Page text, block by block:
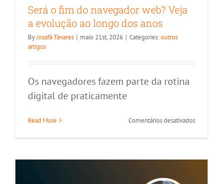
Será o fim do navegador web? Veja
a evolução ao longo dos anos
ByJosafá Tavares | maio 21st, 2026 | Categories:outros
artigos
Os navegadores fazem parte da rotina
digital de praticamente
Read More Comentários desativadosem
do
com fluxos de automação